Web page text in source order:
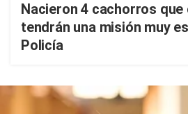
Nacieron 4 cachorros que
tendrán una misión muy
Policía